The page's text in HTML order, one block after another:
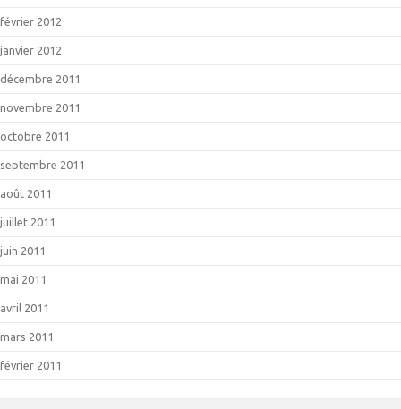
février 2012
janvier 2012
décembre 2011
novembre 2011
octobre 2011
septembre 2011
août 2011
juillet 2011
juin 2011
mai 2011
avril 2011
mars 2011
février 2011